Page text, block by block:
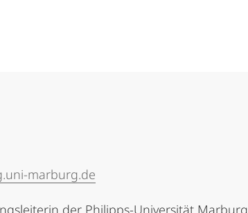
marburg.de
der Philipps-Universität Marburg